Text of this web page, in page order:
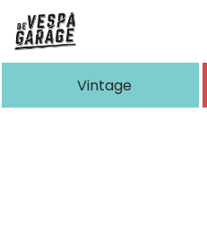
de resultaten voor
Vintage